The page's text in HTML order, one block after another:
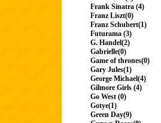
Frank Sinatra (4)
Franz Liszt(0)
Franz Schubert(1)
Futurama (3)
G. Handel(2)
Gabrielle(0)
Game of thrones(0)
Gary Jules(1)
George Michael(4)
Gilmore Girls (4)
Go West (0)
Gotye(1)
Green Day(9)